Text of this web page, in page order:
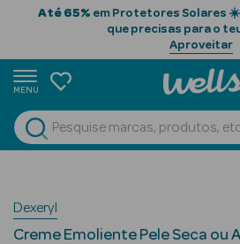
Até 65% em Protetores Solares
que precisas para o
Aproveitar
MENU
Ver Tudo
Beauty Season
Cabelo
Hidratantes
Dexeryl
Creme Emoliente Pele Seca ou